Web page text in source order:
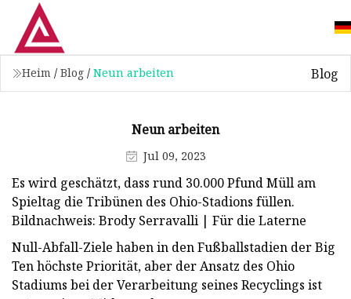
Heim / Blog / Neun arbeiten Blog
Neun arbeiten
Jul 09, 2023
Es wird geschätzt, dass rund 30.000 Pfund Müll am
Spieltag die Tribünen des Ohio-Stadions füllen.
Bildnachweis: Brody Serravalli | Für die Laterne
Null-Abfall-Ziele haben in den Fußballstadien der Big
Ten höchste Priorität, aber der Ansatz des Ohio
Stadiums bei der Verarbeitung seines Recyclings ist